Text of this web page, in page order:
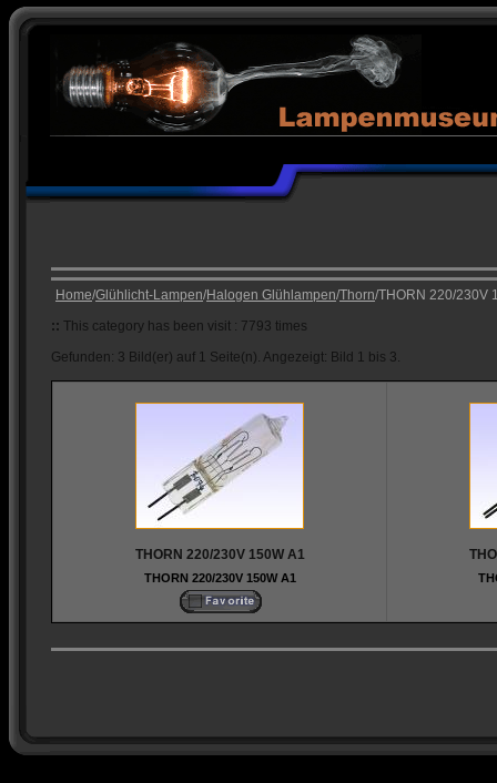
Home/Glühlicht-Lampen/Halogen Glühlampen/Thorn/THORN 220/230V
:: This category has been visit : 7793 times
Gefunden: 3 Bild(er) auf 1 Seite(n). Angezeigt: Bild 1 bis 3.
THORN 220/230V 150W A1
THORN 220/230V 150W A1